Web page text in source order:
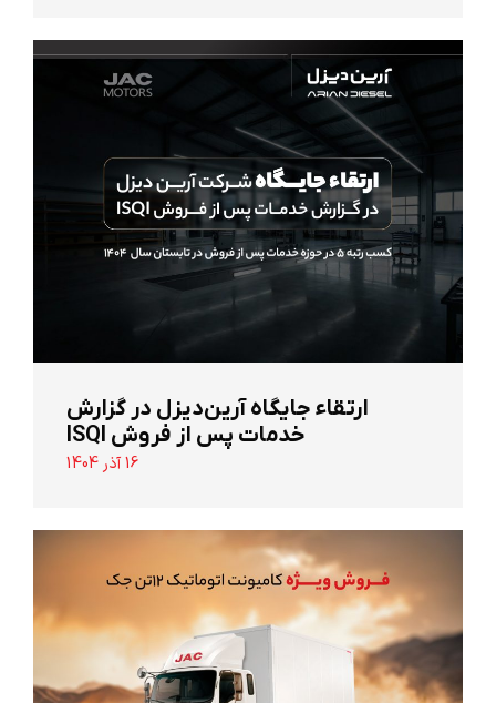
ارتقاء جایگاه آرین‌دیزل در گزارش
خدمات پس از فروش ISQI
16 آذر 1404